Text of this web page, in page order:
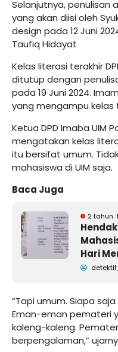
Selanjutnya, penulisan
yang akan diisi oleh
design pada 12 Juni
Taufiq Hidayat
Kelas literasi terakhir
ditutup dengan
pada 19 Juni 2024.
yang mengampu kelas
Ketua DPD Imaba UIM
mengatakan kelas
itu bersifat umum.
mahasiswa di UIM saja.
Baca Juga
2 tahun
Hari
“Tapi umum. Siapa
Eman-eman pemateri
kaleng-kaleng.
berpengalaman,”